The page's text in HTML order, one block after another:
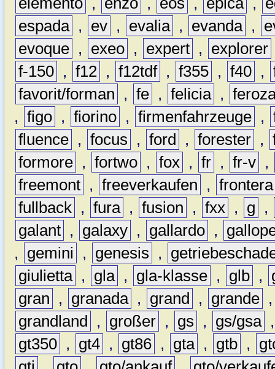
espada , ev , evalia , evanda ,
evoque , exeo , expert , explorer
f-150 , f12 , f12tdf , f355 , f40 ,
favorit/forman
, fe , felicia ,
, figo , fiorino , firmenfahrzeuge ,
fluence , focus , ford , forester ,
formore , fortwo , fox , fr , fr-v ,
freemont , freeverkaufen , frontera
fullback , fura , fusion , fxx , g
,
galant , galaxy , gallardo ,
,
gemini , genesis ,
giulietta , gla , gla-klasse , glb ,
gran
, granada , grand , grande
grandland
, großer , gs , gs/gsa
gt350 , gt4 , gt86 , gta , gtb ,